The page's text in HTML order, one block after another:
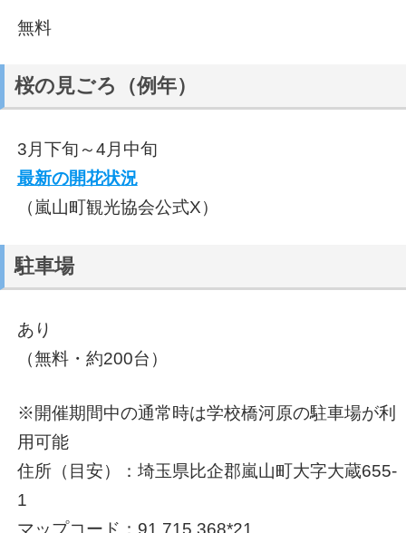
無料
桜の見ごろ（例年）
3月下旬～4月中旬
最新の開花状況
（嵐山町観光協会公式X）
駐車場
あり
（無料・約200台）
※開催期間中の通常時は学校橋河原の駐車場が利
用可能
住所（目安）：埼玉県比企郡嵐山町大字大蔵655-
1